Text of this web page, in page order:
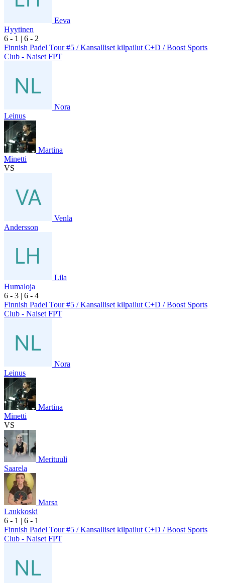
Eeva
Hyytinen
6 - 1 | 6 - 2
Finnish Padel Tour #5 / Kansalliset kilpailut C+D / Boost Sports
Club - Naiset FPT
Nora
Leinus
Martina
Minetti
VS
Venla
Andersson
Lila
Humaloja
6 - 3 | 6 - 4
Finnish Padel Tour #5 / Kansalliset kilpailut C+D / Boost Sports
Club - Naiset FPT
Nora
Leinus
Martina
Minetti
VS
Merituuli
Saarela
Marsa
Laukkoski
6 - 1 | 6 - 1
Finnish Padel Tour #5 / Kansalliset kilpailut C+D / Boost Sports
Club - Naiset FPT